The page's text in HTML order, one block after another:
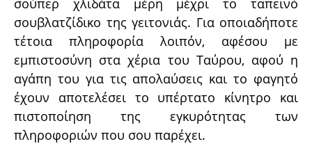
σούπερ χλιδάτα μέρη μέχρι το ταπεινό
σουβλατζίδικο της γειτονιάς. Για οποιαδήποτε
τέτοια πληροφορία λοιπόν, αφέσου με
εμπιστοσύνη στα χέρια του Ταύρου, αφού η
αγάπη του για τις απολαύσεις και το φαγητό
έχουν αποτελέσει το υπέρτατο κίνητρο και
πιστοποίηση της εγκυρότητας των
πληροφοριών που σου παρέχει.